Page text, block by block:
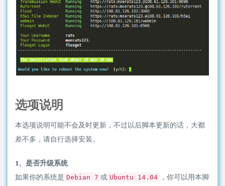
选项说明
本选项说明可能不会及时更新，不过以后脚本更新的话，大都
差不多，请自行选择安装。
1、是否升级系统
如果你的系统是 Debian 7 或 Ubuntu 14.04
，你可以用本脚